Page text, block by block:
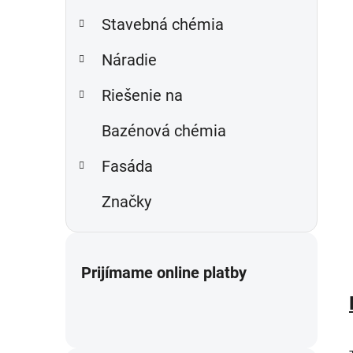
Stavebná chémia
Náradie
Riešenie na
Bazénová chémia
Fasáda
Značky
Prijímame online platby